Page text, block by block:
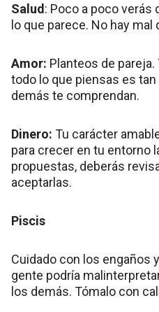
Salud : Poco a poco verás
lo que parece. No hay
Amor: Planteos de
todo lo que piensas es
demás te comprendan.
Dinero: Tu carácter
para crecer en tu entorno
propuestas, deberás
aceptarlas.
Piscis
Cuidado con los engaños
gente podría
los demás. Tómalo con